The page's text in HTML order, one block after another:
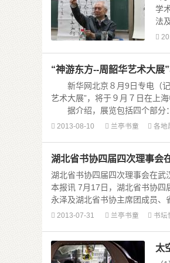
学
法
“神游东方--周韶华艺术大展
新华网北京８月9日专电（记
艺术大展”，将于９月７日在上海
据介绍，展览包括四个部分
2013-08-10 兰亭书童 各地
湖北省书协四届四次理事会
湖北省书协四届四次理事会在武
本报讯 7月17日，湖北省书协四
永泽及湖北省书协主席团成员、
2013-07-31 兰亭书童 书坛
太